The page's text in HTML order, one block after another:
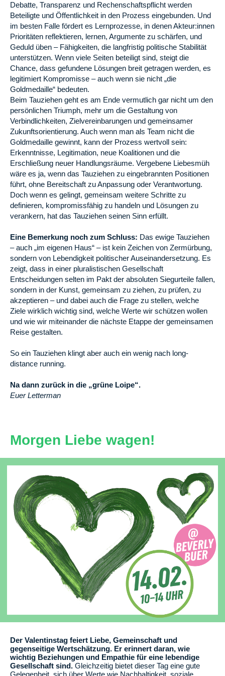
Debatte, Transparenz und Rechenschaftspflicht werden
Beteiligte und Öffentlichkeit in den Prozess eingebunden. Und
im besten Falle fördert es Lernprozesse, in denen Akteur:innen
Prioritäten reflektieren, lernen, Argumente zu schärfen, und
Geduld üben – Fähigkeiten, die langfristig politische Stabilität
unterstützen. Wenn viele Seiten beteiligt sind, steigt die
Chance, dass gefundene Lösungen breit getragen werden, es
legitimiert Kompromisse – auch wenn sie nicht „die
Goldmedaille“ bedeuten.
Beim Tauziehen geht es am Ende vermutlich gar nicht um den
persönlichen Triumph, mehr um die Gestaltung von
Verbindlichkeiten, Zielvereinbarungen und gemeinsamer
Zukunftsorientierung. Auch wenn man als Team nicht die
Goldmedaille gewinnt, kann der Prozess wertvoll sein:
Erkenntnisse, Legitimation, neue Koalitionen und die
Erschließung neuer Handlungsräume. Vergebene Liebesmüh
wäre es ja, wenn das Tauziehen zu eingebrannten Positionen
führt, ohne Bereitschaft zu Anpassung oder Verantwortung.
Doch wenn es gelingt, gemeinsam weitere Schritte zu
definieren, kompromissfähig zu handeln und Lösungen zu
verankern, hat das Tauziehen seinen Sinn erfüllt.
Eine Bemerkung noch zum Schluss: Das ewige Tauziehen
– auch „im eigenen Haus“ – ist kein Zeichen von Zermürbung,
sondern von Lebendigkeit politischer Auseinandersetzung. Es
zeigt, dass in einer pluralistischen Gesellschaft
Entscheidungen selten im Pakt der absoluten Siegurteile fallen,
sondern in der Kunst, gemeinsam zu ziehen, zu prüfen, zu
akzeptieren – und dabei auch die Frage zu stellen, welche
Ziele wirklich wichtig sind, welche Werte wir schützen wollen
und wie wir miteinander die nächste Etappe der gemeinsamen
Reise gestalten.
So ein Tauziehen klingt aber auch ein wenig nach long-
distance running.
Na dann zurück in die „grüne Loipe“.
Euer Letterman
Morgen Liebe wagen!
Der Valentinstag feiert Liebe, Gemeinschaft und
gegenseitige Wertschätzung. Er erinnert daran, wie
wichtig Beziehungen und Empathie für eine lebendige
Gesellschaft sind. Gleichzeitig bietet dieser Tag eine gute
Gelegenheit, sich über Werte wie Nachhaltigkeit, soziale